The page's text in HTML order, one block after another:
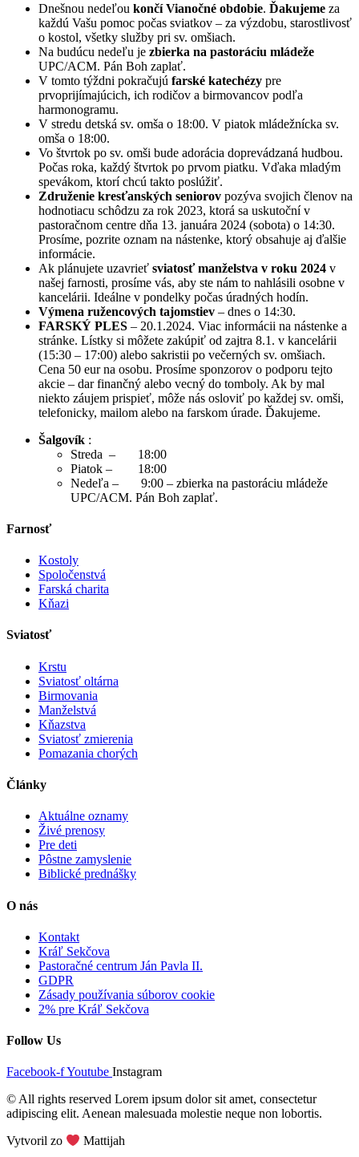
Dnešnou nedeľou končí Vianočné obdobie. Ďakujeme za
každú Vašu pomoc počas sviatkov – za výzdobu, starostlivosť
o kostol, všetky služby pri sv. omšiach.
Na budúcu nedeľu je zbierka na pastoráciu mládeže
UPC/ACM. Pán Boh zaplať.
V tomto týždni pokračujú farské katechézy pre
prvoprijímajúcich, ich rodičov a birmovancov podľa
harmonogramu.
V stredu detská sv. omša o 18:00. V piatok mládežnícka sv.
omša o 18:00.
Vo štvrtok po sv. omši bude adorácia doprevádzaná hudbou.
Počas roka, každý štvrtok po prvom piatku. Vďaka mladým
spevákom, ktorí chcú takto poslúžiť.
Združenie kresťanských seniorov pozýva svojich členov na
hodnotiacu schôdzu za rok 2023, ktorá sa uskutoční v
pastoračnom centre dňa 13. januára 2024 (sobota) o 14:30.
Prosíme, pozrite oznam na nástenke, ktorý obsahuje aj ďalšie
informácie.
Ak plánujete uzavrieť sviatosť manželstva v roku 2024 v
našej farnosti, prosíme vás, aby ste nám to nahlásili osobne v
kancelárii. Ideálne v pondelky počas úradných hodín.
Výmena ružencových tajomstiev – dnes o 14:30.
FARSKÝ PLES – 20.1.2024. Viac informácii na nástenke a
stránke. Lístky si môžete zakúpiť od zajtra 8.1. v kancelárii
(15:30 – 17:00) alebo sakristii po večerných sv. omšiach.
Cena 50 eur na osobu. Prosíme sponzorov o podporu tejto
akcie – dar finančný alebo vecný do tomboly. Ak by mal
niekto záujem prispieť, môže nás osloviť po každej sv. omši,
telefonicky, mailom alebo na farskom úrade. Ďakujeme.
Šalgovík :
Streda – 18:00
Piatok – 18:00
Nedeľa – 9:00 – zbierka na pastoráciu mládeže
UPC/ACM. Pán Boh zaplať.
Farnosť
Kostoly
Spoločenstvá
Farská charita
Kňazi
Sviatosť
Krstu
Sviatosť oltárna
Birmovania
Manželstvá
Kňazstva
Sviatosť zmierenia
Pomazania chorých
Články
Aktuálne oznamy
Živé prenosy
Pre deti
Pôstne zamyslenie
Biblické prednášky
O nás
Kontakt
Kráľ Sekčova
Pastoračné centrum Ján Pavla II.
GDPR
Zásady používania súborov cookie
2% pre Kráľ Sekčova
Follow Us
Facebook-fYoutube Instagram
© All rights reserved Lorem ipsum dolor sit amet, consectetur
adipiscing elit. Aenean malesuada molestie neque non lobortis.
Vytvoril zo Mattijah